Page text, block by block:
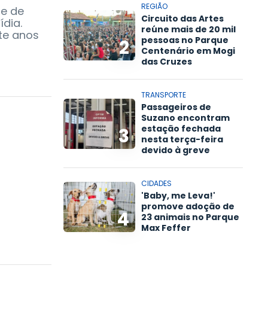
de
anos
2
REGIÃO
Circuito das Artes
reúne mais de 20 mil
pessoas no Parque
Centenário em Mogi
das Cruzes
3
TRANSPORTE
Passageiros de
Suzano encontram
estação fechada
nesta terça-feira
devido à greve
4
CIDADES
'Baby, me Leva!'
promove adoção de
23 animais no Parque
Max Feffer